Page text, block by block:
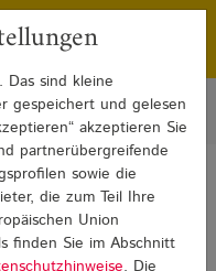
Franchising
und Beruf Detail
Das sind kleine
gespeichert und gelesen
akzeptieren Sie
partnerübergreifende
sowie die
die zum Teil Ihre
Union
finden Sie im Abschnitt
. Die